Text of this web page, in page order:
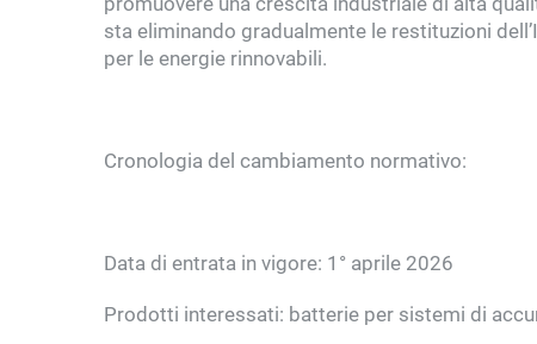
sta eliminando gradualmente le restituzioni
per le energie rinnovabili.
Cronologia del cambiamento normativo:
Data di entrata in vigore: 1° aprile 2026
Prodotti interessati: batterie per sistemi di